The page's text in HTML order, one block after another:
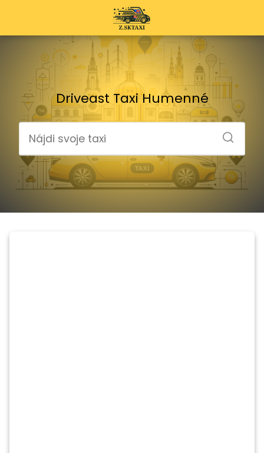
Driveast Taxi Humenné